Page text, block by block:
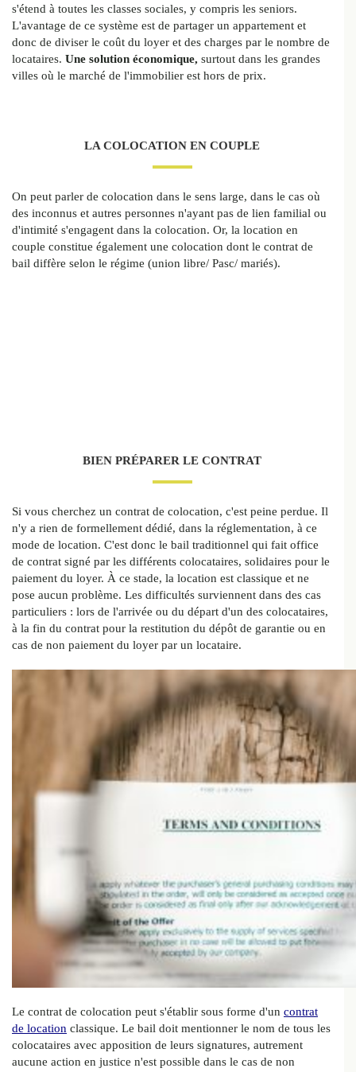
s'étend à toutes les classes sociales, y compris les seniors.
L'avantage de ce système est de partager un appartement et
donc de diviser le coût du loyer et des charges par le nombre de
locataires. Une solution économique, surtout dans les grandes
villes où le marché de l'immobilier est hors de prix.
LA COLOCATION EN COUPLE
On peut parler de colocation dans le sens large, dans le cas où
des inconnus et autres personnes n'ayant pas de lien familial ou
d'intimité s'engagent dans la colocation. Or, la location en
couple constitue également une colocation dont le contrat de
bail diffère selon le régime (union libre/ Pasc/ mariés).
BIEN PRÉPARER LE CONTRAT
Si vous cherchez un contrat de colocation, c'est peine perdue. Il
n'y a rien de formellement dédié, dans la réglementation, à ce
mode de location. C'est donc le bail traditionnel qui fait office
de contrat signé par les différents colocataires, solidaires pour le
paiement du loyer. À ce stade, la location est classique et ne
pose aucun problème. Les difficultés surviennent dans des cas
particuliers : lors de l'arrivée ou du départ d'un des colocataires,
à la fin du contrat pour la restitution du dépôt de garantie ou en
cas de non paiement du loyer par un locataire.
Le contrat de colocation peut s'établir sous forme d'un contrat
de location classique. Le bail doit mentionner le nom de tous les
colocataires avec apposition de leurs signatures, autrement
aucune action en justice n'est possible dans le cas de non